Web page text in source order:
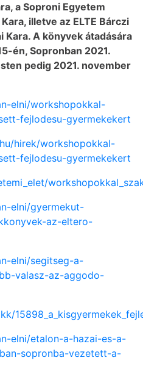
a Soproni Egyetem
illetve az ELTE Bárczi
Kara. A könyvek átadására
én, Sopronban 2021.
pedig 2021. november
elni/workshopokkal-
fejlodesu-gyermekekert
hirek/workshopokkal-
fejlodesu-gyermekekert
elni/gyermekut-
az-eltero-
elni/segitseg-a-
valasz-az-aggodo-
elni/etalon-a-hazai-es-a-
sopronba-vezetett-a-